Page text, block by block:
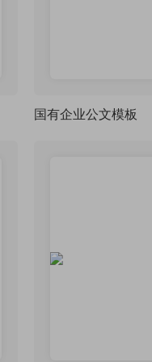
国有企业公文模板